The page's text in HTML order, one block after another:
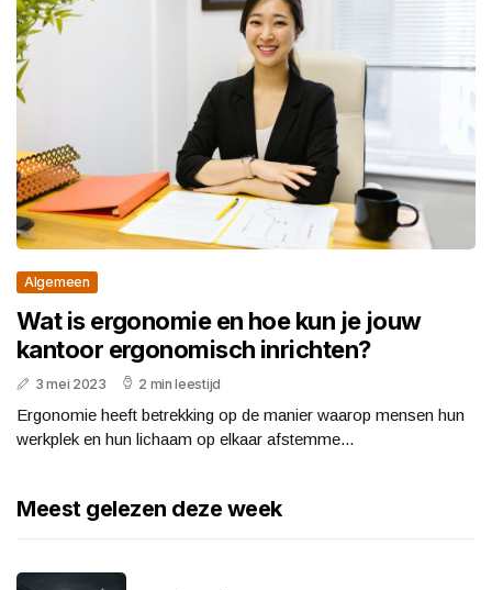
Algemeen
Wat is ergonomie en hoe kun je jouw
kantoor ergonomisch inrichten?
3 mei 2023 2 min leestijd
Ergonomie heeft betrekking op de manier waarop mensen hun
werkplek en hun lichaam op elkaar afstemme...
Meest gelezen deze week